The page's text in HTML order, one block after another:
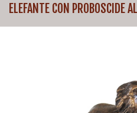
ELEFANTE CON PROBOSCIDE